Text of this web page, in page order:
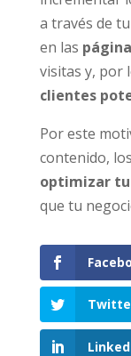
a través de tu
en las
visitas y, por
clientes
Por este
contenido,
optimizar
que tu